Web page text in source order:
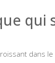
qui
dans le